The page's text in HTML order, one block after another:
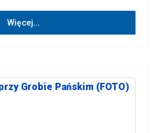
Więcej…